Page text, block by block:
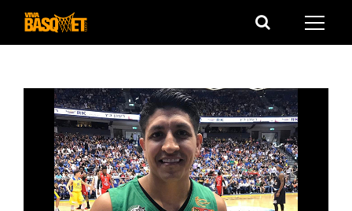
Saltar